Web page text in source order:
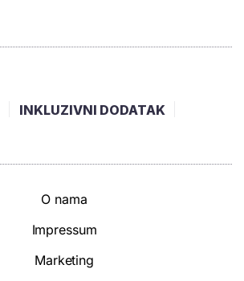
INKLUZIVNI DODATAK
O nama
Impressum
Marketing